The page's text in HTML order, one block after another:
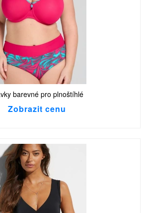
barevné pro plnoštíhlé
Zobrazit cenu